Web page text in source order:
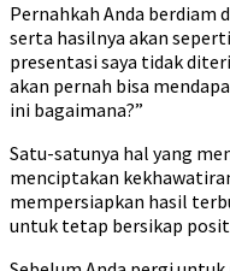
Pernahkah Anda
serta hasilnya akan
presentasi saya tidak
akan pernah bisa
ini bagaimana?”
Satu-satunya hal yang
menciptakan
mempersiapkan hasil
untuk tetap bersikap